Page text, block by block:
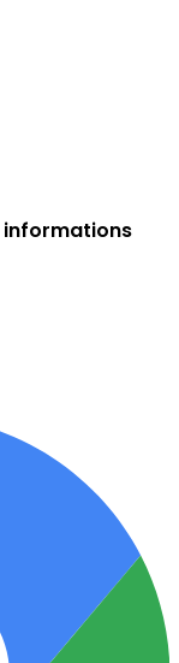
informations